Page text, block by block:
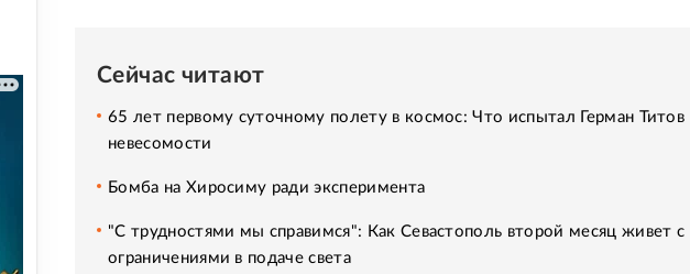
Сейчас читают
65 лет первому суточному полету в космос: Что испытал Герман Титов
невесомости
Бомба на Хиросиму ради эксперимента
"С трудностями мы справимся": Как Севастополь второй месяц живет с
ограничениями в подаче света